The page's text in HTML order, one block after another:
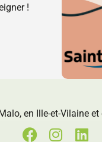
!
en Ille-et-Vilaine